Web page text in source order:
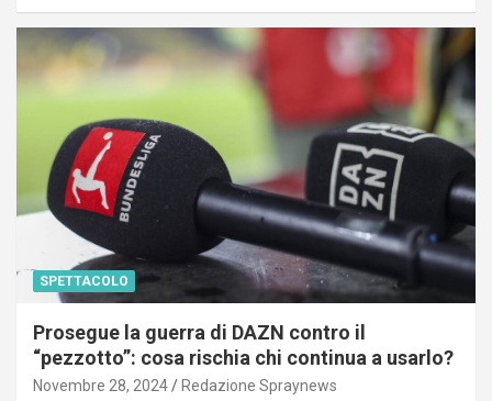
SPETTACOLO
Prosegue la guerra di DAZN contro il
“pezzotto”: cosa rischia chi continua a usarlo?
Novembre 28, 2024 Redazione Spraynews